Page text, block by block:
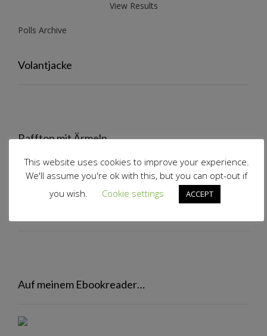
View Results
Polls Archive
Volantjacke
Rafftop mit Ärmeln
Auf meinem Ebookreader…
This website uses cookies to improve your experience.
We'll assume you're ok with this, but you can opt-out if
you wish.
Cookie settings ACCEPT